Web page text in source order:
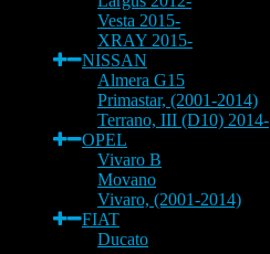
Vesta 2015-
XRAY 2015-
NISSAN
Almera G15
Primastar, (2001-2014)
Terrano, III (D10) 2014-
OPEL
Vivaro B
Movano
Vivaro, (2001-2014)
FIAT
Ducato